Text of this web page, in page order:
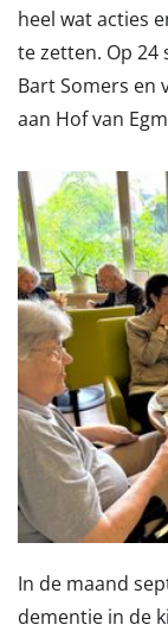
heel wat acties
te zetten. Op
Bart Somers en
aan Hof van
In de maand
dementie in de